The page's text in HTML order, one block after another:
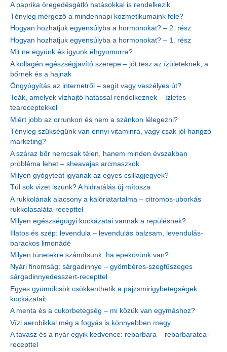
A paprika öregedésgátló hatásokkal is rendelkezik
Tényleg mérgező a mindennapi kozmetikumaink fele?
Hogyan hozhatjuk egyensúlyba a hormonokat? – 2. rész
Hogyan hozhatjuk egyensúlyba a hormonokat? – 1. rész
Mit ne együnk és igyunk éhgyomorra?
A kollagén egészségjavító szerepe – jót tesz az ízületeknek, a
bőrnek és a hajnak
Öngyógyítás az internetről – segít vagy veszélyes út?
Teák, amelyek vízhajtó hatással rendelkeznek – ízletes
teareceptekkel
Miért jobb az orrunkon és nem a szánkon lélegezni?
Tényleg szükségünk van ennyi vitaminra, vagy csak jól hangzó
marketing?
A száraz bőr nemcsak télen, hanem minden évszakban
probléma lehet – sheavajas arcmaszkok
Milyen gyógyteát igyanak az egyes csillagjegyek?
Túl sok vizet iszunk? A hidratálás új mítosza
A rukkolának alacsony a kalóriatartalma – citromos-uborkás
rukkolasaláta-recepttel
Milyen egészségügyi kockázatai vannak a repülésnek?
Illatos és szép: levendula – levendulás balzsam, levendulás-
barackos limonádé
Milyen tünetekre számítsunk, ha epekövünk van?
Nyári finomság: sárgadinnye – gyömbéres-szegfűszeges
sárgadinnyedesszert-recepttel
Egyes gyümölcsök csökkenthetik a pajzsmirigybetegségek
kockázatait
A menta és a cukorbetegség – mi közük van egymáshoz?
Vízi aerobikkal még a fogyás is könnyebben megy
A tavasz és a nyár egyik kedvence: rebarbara – rebarbaratea-
recepttel